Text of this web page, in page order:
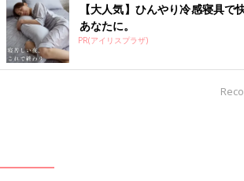
【大人気】ひんやり冷感寝具で
あなたに。
PR(アイリスプラザ)